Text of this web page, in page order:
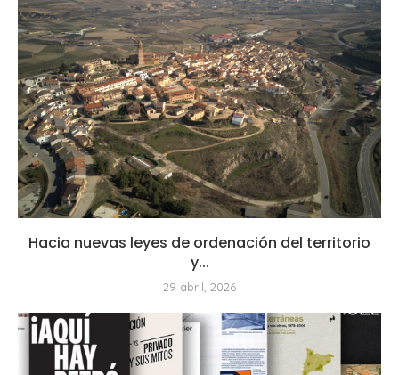
Hacia nuevas leyes de ordenación del territorio
y...
29 abril, 2026